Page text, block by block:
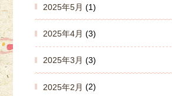
2025年5月 (1)
2025年4月 (3)
2025年3月 (3)
2025年2月 (2)